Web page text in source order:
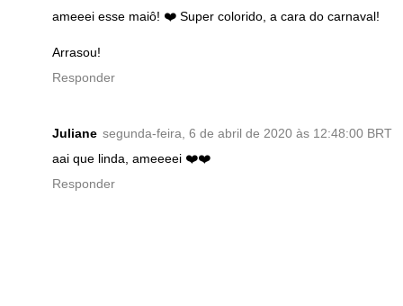
ameeei esse maiô! ❤️ Super colorido, a cara do carnaval!
Arrasou!
Responder
Juliane segunda-feira, 6 de abril de 2020 às 12:48:00 BRT
aai que linda, ameeeei ❤️❤️
Responder